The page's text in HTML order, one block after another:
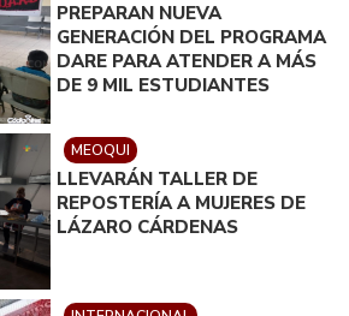
PREPARAN NUEVA
GENERACIÓN DEL PROGRAMA
DARE PARA ATENDER A MÁS
DE 9 MIL ESTUDIANTES
MEOQUI
LLEVARÁN TALLER DE
REPOSTERÍA A MUJERES DE
LÁZARO CÁRDENAS